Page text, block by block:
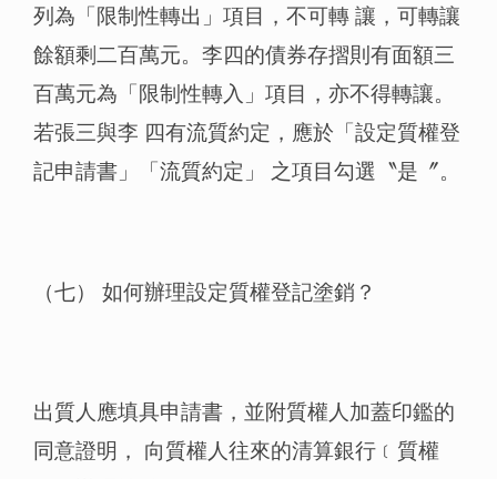
列為「限制性轉出」項目，不可轉 讓，可轉讓
餘額剩二百萬元。李四的債券存摺則有面額三
百萬元為「限制性轉入」項目，亦不得轉讓。
若張三與李 四有流質約定，應於「設定質權登
記申請書」「流質約定」 之項目勾選〝是〞。
（七） 如何辦理設定質權登記塗銷？
出質人應填具申請書，並附質權人加蓋印鑑的
同意證明， 向質權人往來的清算銀行﹝質權